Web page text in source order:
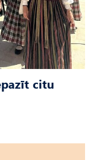
citu